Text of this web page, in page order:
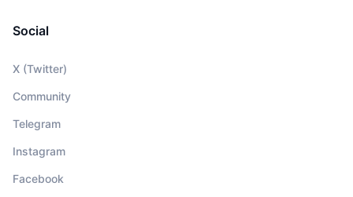
Social
X (Twitter)
Community
Telegram
Instagram
Facebook